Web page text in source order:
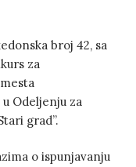
broj 42, sa
za
Odeljenju za
grad”.
o ispunjavanju